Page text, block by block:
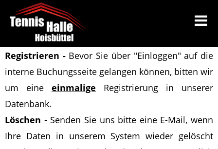
Registrieren - Bevor Sie über "Einloggen" auf die
interne Buchungsseite gelangen können, bitten wir
um eine einmalige Registrierung in unserer
Datenbank.
Löschen - Senden Sie uns bitte eine E-Mail, wenn
Ihre Daten in unserem System wieder gelöscht